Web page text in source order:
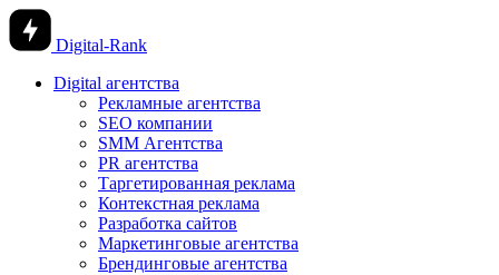
Digital-Rank
Digital агентства
Рекламные агентства
SEO компании
SMM Агентства
PR агентства
Таргетированная реклама
Контекстная реклама
Разработка сайтов
Маркетинговые агентства
Брендинговые агентства